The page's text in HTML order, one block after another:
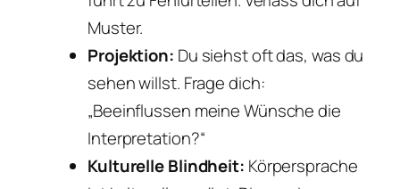
Muster.
Projektion: Du siehst oft das, was du
sehen willst. Frage dich:
„Beeinflussen meine Wünsche die
Interpretation?“
Kulturelle Blindheit: Körpersprache